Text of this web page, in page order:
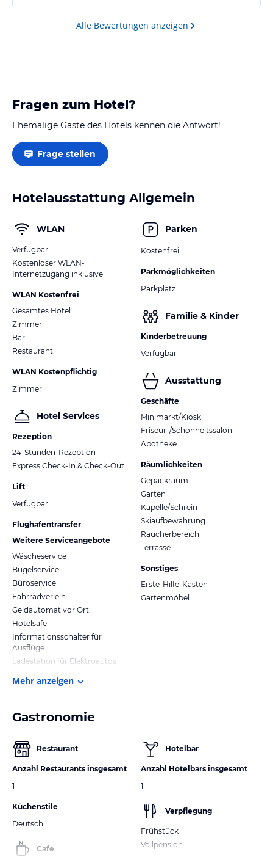
kleines Manko ist das kein Wellnessbereich im Haus
Alle Bewertungen anzeigen
Fragen zum Hotel?
Ehemalige Gäste des Hotels kennen die Antwort!
Frage stellen
Hotelausstattung Allgemein
WLAN
Verfügbar
Kostenloser WLAN-
Internetzugang inklusive
WLAN Kostenfrei
Gesamtes Hotel
Zimmer
Bar
Restaurant
WLAN Kostenpflichtig
Zimmer
Hotel Services
Rezeption
24-Stunden-Rezeption
Express Check-In & Check-Out
Lift
Verfügbar
Flughafentransfer
Weitere Serviceangebote
Wäscheservice
Bügelservice
Büroservice
Fahrradverleih
Geldautomat vor Ort
Hotelsafe
Informationsschalter für
Ausflüge
Ladestation für Elektroautos
Parken
Kostenfrei
Parkmöglichkeiten
Parkplatz
Familie & Kinder
Kinderbetreuung
Verfügbar
Ausstattung
Geschäfte
Minimarkt/Kiosk
Friseur-/Schönheitssalon
Apotheke
Räumlichkeiten
Gepäckraum
Garten
Kapelle/Schrein
Skiaufbewahrung
Raucherbereich
Terrasse
Sonstiges
Erste-Hilfe-Kasten
Gartenmöbel
Mehr anzeigen
Gastronomie
Restaurant
Anzahl Restaurants insgesamt
1
Küchenstile
Deutsch
Cafe
Hotelbar
Anzahl Hotelbars insgesamt
1
Verpflegung
Frühstück
Vollpension